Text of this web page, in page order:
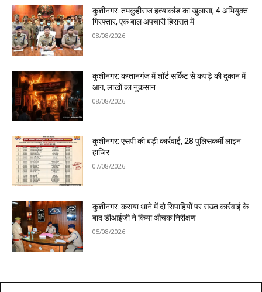
कुशीनगर: तमकुहीराज हत्याकांड का खुलासा, 4 अभियुक्त
गिरफ्तार, एक बाल अपचारी हिरासत में
08/08/2026
कुशीनगर: कप्तानगंज में शॉर्ट सर्किट से कपड़े की दुकान में
आग, लाखों का नुकसान
08/08/2026
कुशीनगर: एसपी की बड़ी कार्रवाई, 28 पुलिसकर्मी लाइन
हाजिर
07/08/2026
कुशीनगर: कसया थाने में दो सिपाहियों पर सख्त कार्रवाई के
बाद डीआईजी ने किया औचक निरीक्षण
05/08/2026